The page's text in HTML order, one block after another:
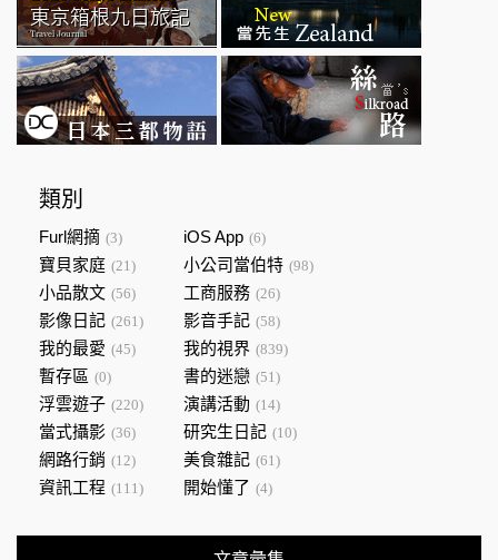
類別
Furl網摘 (3) iOS App (6)
寶貝家庭 (21) 小公司當伯特 (98)
小品散文 (56) 工商服務 (26)
影像日記 (261) 影音手記 (58)
我的最愛 (45) 我的視界 (839)
暫存區 (0) 書的迷戀 (51)
浮雲遊子 (220) 演講活動 (14)
當式攝影 (36) 研究生日記 (10)
網路行銷 (12) 美食雜記 (61)
資訊工程 (111) 開始懂了 (4)